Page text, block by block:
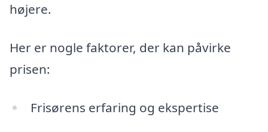
højere.
Her er nogle faktorer, der kan påvirke
prisen:
Frisørens erfaring og ekspertise